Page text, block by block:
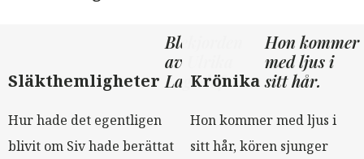
Släkthemligheter
Blekjorden
av Ulrika
Lagerlöf
Hur hade det egentligen
blivit om Siv hade berättat
Krönika
Hon kommer
med ljus i
sitt hår.
Hon kommer med ljus i
sitt hår, kören sjunger